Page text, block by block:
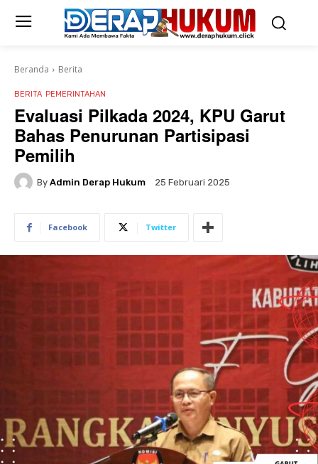
Beranda Berita
BERITA PEMERINTAHAN
Evaluasi Pilkada 2024, KPU Garut
Bahas Penurunan Partisipasi
Pemilih
By Admin Derap Hukum 25 Februari 2025
Facebook Twitter